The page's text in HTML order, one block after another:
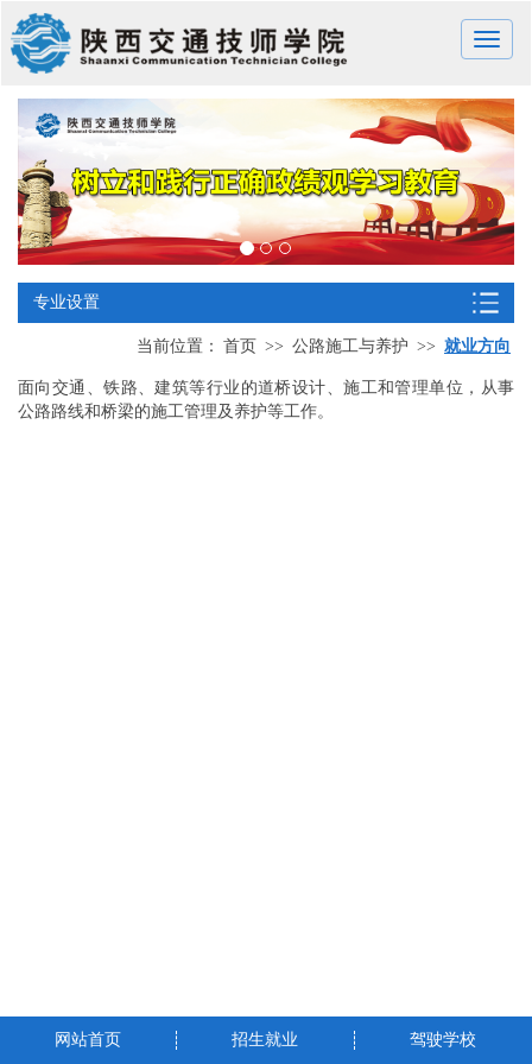
Toggle
专业设置
当前位置： 首页 >> 公路施工与养护 >> 就业方向
面向交通、铁路、建筑等行业的道桥设计、施工和管理单位，从事
公路路线和桥梁的施工管理及养护等工作。
网站首页 招生就业 驾驶学校